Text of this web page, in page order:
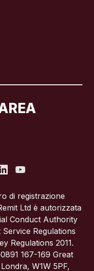
di registrazione
Ltd è autorizzata
Conduct Authority
Regulations
Regulations 2011.
167-169 Great
W1W 5PF,